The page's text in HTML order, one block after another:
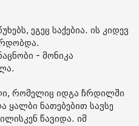
ეგეც საქებია. ის კიდევ
- მონიკა
რომელიც იდგა ჩრდილში
ყალბი ნათებებით სავსე
წავიდა. იმ